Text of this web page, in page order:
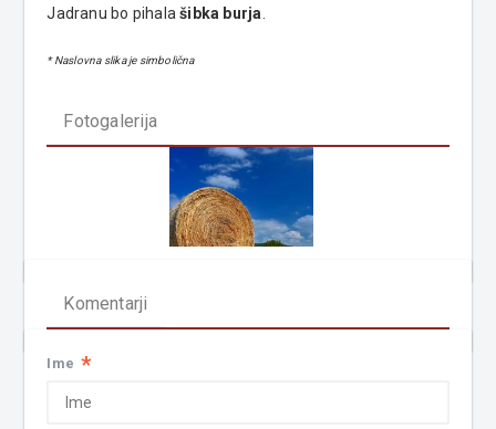
Jadranu bo pihalašibka burja
* Naslovna slika je simbolična
Fotogalerija
Komentarji
Ime *